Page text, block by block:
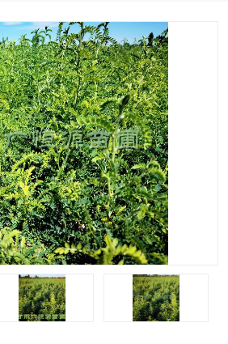
柠条
白刺苗
红柳苗
柽柳苗
四翅滨藜